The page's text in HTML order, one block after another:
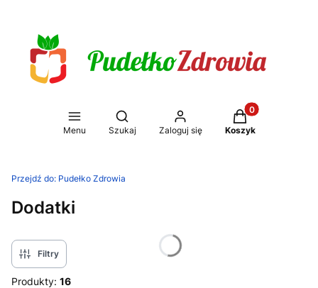
Menu
Otwórz wyszukiwarkę
Szukaj Zaloguj się
Produkty w
Koszyk
Przejdź do: Pudełko Zdrowia
Dodatki
Filtry
Produkty: 16